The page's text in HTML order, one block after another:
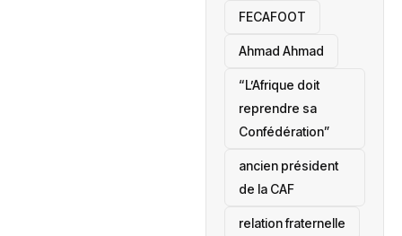
FECAFOOT
‎Ahmad Ahmad
“L’Afrique doit
reprendre sa
Confédération”
ancien président
de la CAF
relation fraternelle